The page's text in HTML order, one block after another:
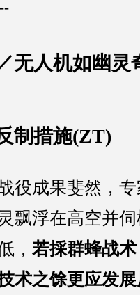
无人机如幽灵
制措施(ZT)
役成果斐然，
飘浮在高空并
， 若採群蜂战
术之馀更应发